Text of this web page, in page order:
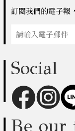
訂閱我們的電子報
Social
Be our